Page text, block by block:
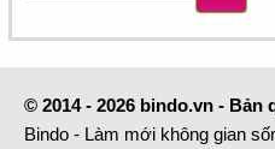
© 2014 - 2026 bindo.vn -
Bindo - Làm mới không gian